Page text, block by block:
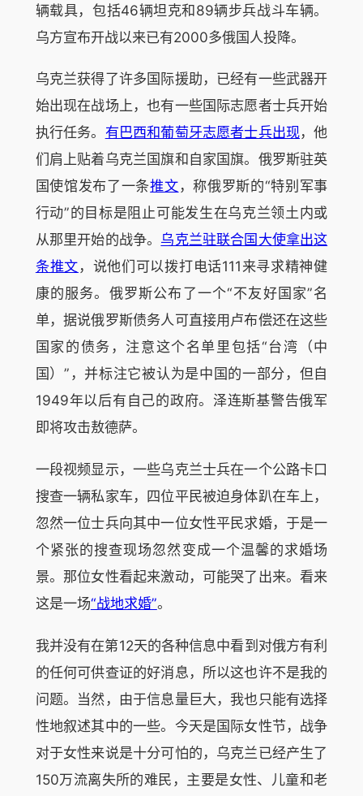
辆载具，包括46辆坦克和89辆步兵战斗车辆。
乌方宣布开战以来已有2000多俄国人投降。
乌克兰获得了许多国际援助，已经有一些武器开
始出现在战场上，也有一些国际志愿者士兵开始
执行任务。 有巴西和葡萄牙志愿者士兵出现，他
们肩上贴着乌克兰国旗和自家国旗。俄罗斯驻英
国使馆发布了一条推文，称俄罗斯的“特别军事
行动”的目标是阻止可能发生在乌克兰领土内或
从那里开始的战争。 乌克兰驻联合国大使拿出这
条推文，说他们可以拨打电话111来寻求精神健
康的服务。俄罗斯公布了一个“不友好国家”名
单，据说俄罗斯债务人可直接用卢布偿还在这些
国家的债务，注意这个名单里包括“台湾（中
国）”，并标注它被认为是中国的一部分，但自
1949年以后有自己的政府。泽连斯基警告俄军
即将攻击敖德萨。
一段视频显示，一些乌克兰士兵在一个公路卡口
搜查一辆私家车，四位平民被迫身体趴在车上，
忽然一位士兵向其中一位女性平民求婚，于是一
个紧张的搜查现场忽然变成一个温馨的求婚场
景。那位女性看起来激动，可能哭了出来。看来
这是一场“战地求婚”。
我并没有在第12天的各种信息中看到对俄方有利
的任何可供查证的好消息，所以这也许不是我的
问题。当然，由于信息量巨大，我也只能有选择
性地叙述其中的一些。今天是国际女性节，战争
对于女性来说是十分可怕的，乌克兰已经产生了
150万流离失所的难民，主要是女性、儿童和老